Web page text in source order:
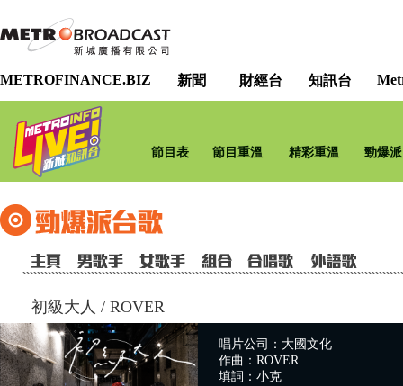
METROFINANCE.BIZ 新聞 財經台 知訊台
節目表 節目重溫 精彩重溫 勁爆
初級大人 / ROVER
唱片公司：大國文化
作曲：ROVER
填詞：小克